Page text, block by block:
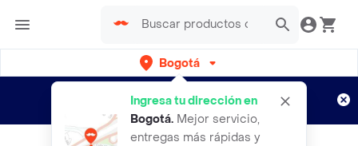
Bogotá
Ingresa tu dirección en
Bogotá. Mejor servicio,
entregas más rápidas y
envíos gratis por semanas
Aplican TyC